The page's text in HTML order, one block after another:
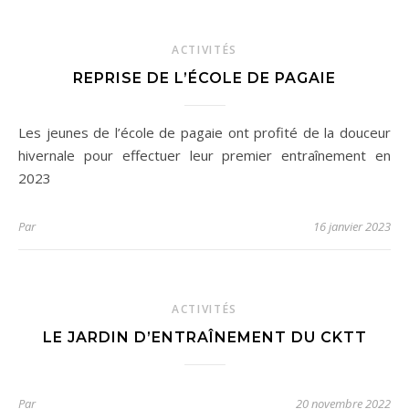
ACTIVITÉS
REPRISE DE L’ÉCOLE DE PAGAIE
Les jeunes de l’école de pagaie ont profité de la douceur
hivernale pour effectuer leur premier entraînement en
2023
Par 16 janvier 2023
ACTIVITÉS
LE JARDIN D’ENTRAÎNEMENT DU CKTT
Par 20 novembre 2022